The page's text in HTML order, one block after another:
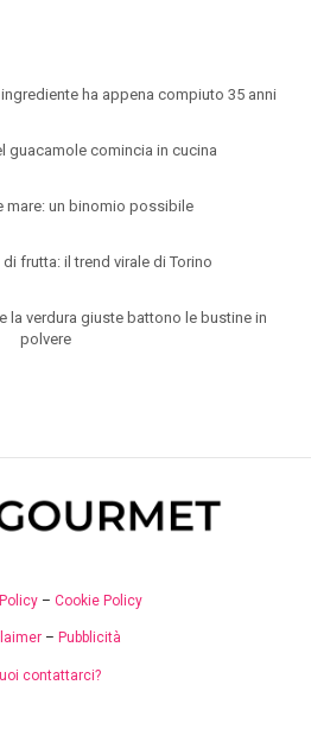
ha appena compiuto 35 anni
guacamole comincia in cucina
mare: un binomio possibile
frutta: il trend virale di Torino
la verdura giuste battono le bustine in
polvere
– Cookie Policy
– Pubblicità
contattarci?